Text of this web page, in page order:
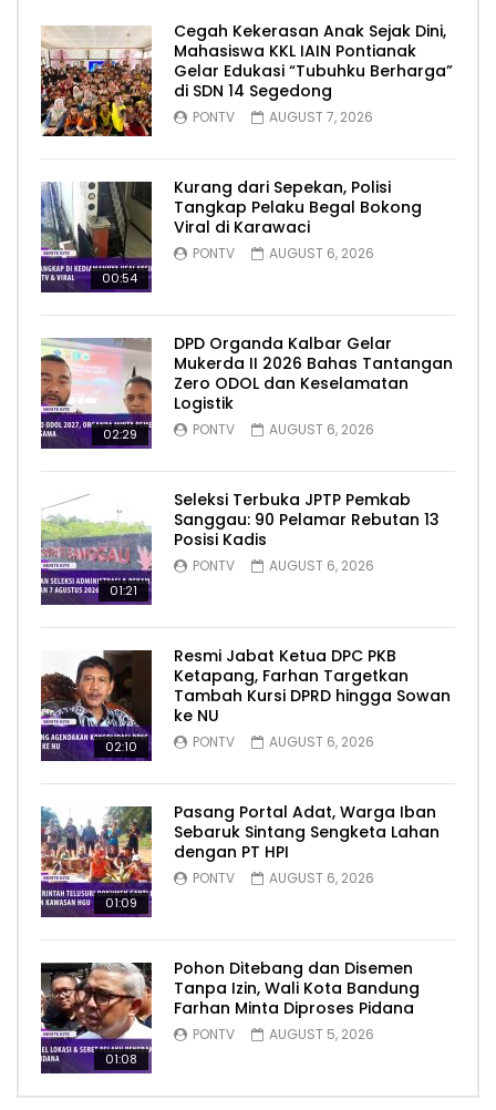
Cegah Kekerasan Anak Sejak Dini,
Mahasiswa KKL IAIN Pontianak
Gelar Edukasi “Tubuhku Berharga”
di SDN 14 Segedong
PONTV AUGUST 7, 2026
00:54
Kurang dari Sepekan, Polisi
Tangkap Pelaku Begal Bokong
Viral di Karawaci
PONTV AUGUST 6, 2026
02:29
DPD Organda Kalbar Gelar
Mukerda II 2026 Bahas Tantangan
Zero ODOL dan Keselamatan
Logistik
PONTV AUGUST 6, 2026
01:21
Seleksi Terbuka JPTP Pemkab
Sanggau: 90 Pelamar Rebutan 13
Posisi Kadis
PONTV AUGUST 6, 2026
02:10
Resmi Jabat Ketua DPC PKB
Ketapang, Farhan Targetkan
Tambah Kursi DPRD hingga Sowan
ke NU
PONTV AUGUST 6, 2026
01:09
Pasang Portal Adat, Warga Iban
Sebaruk Sintang Sengketa Lahan
dengan PT HPI
PONTV AUGUST 6, 2026
01:08
Pohon Ditebang dan Disemen
Tanpa Izin, Wali Kota Bandung
Farhan Minta Diproses Pidana
PONTV AUGUST 5, 2026